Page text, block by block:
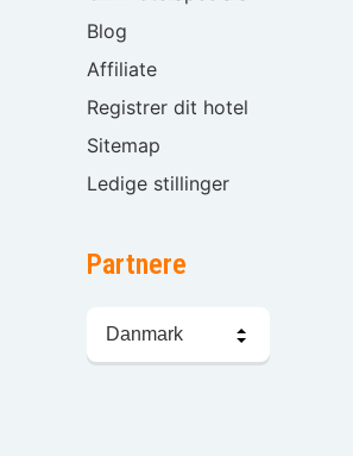
Blog
Affiliate
Registrer dit hotel
Sitemap
Ledige stillinger
Partnere